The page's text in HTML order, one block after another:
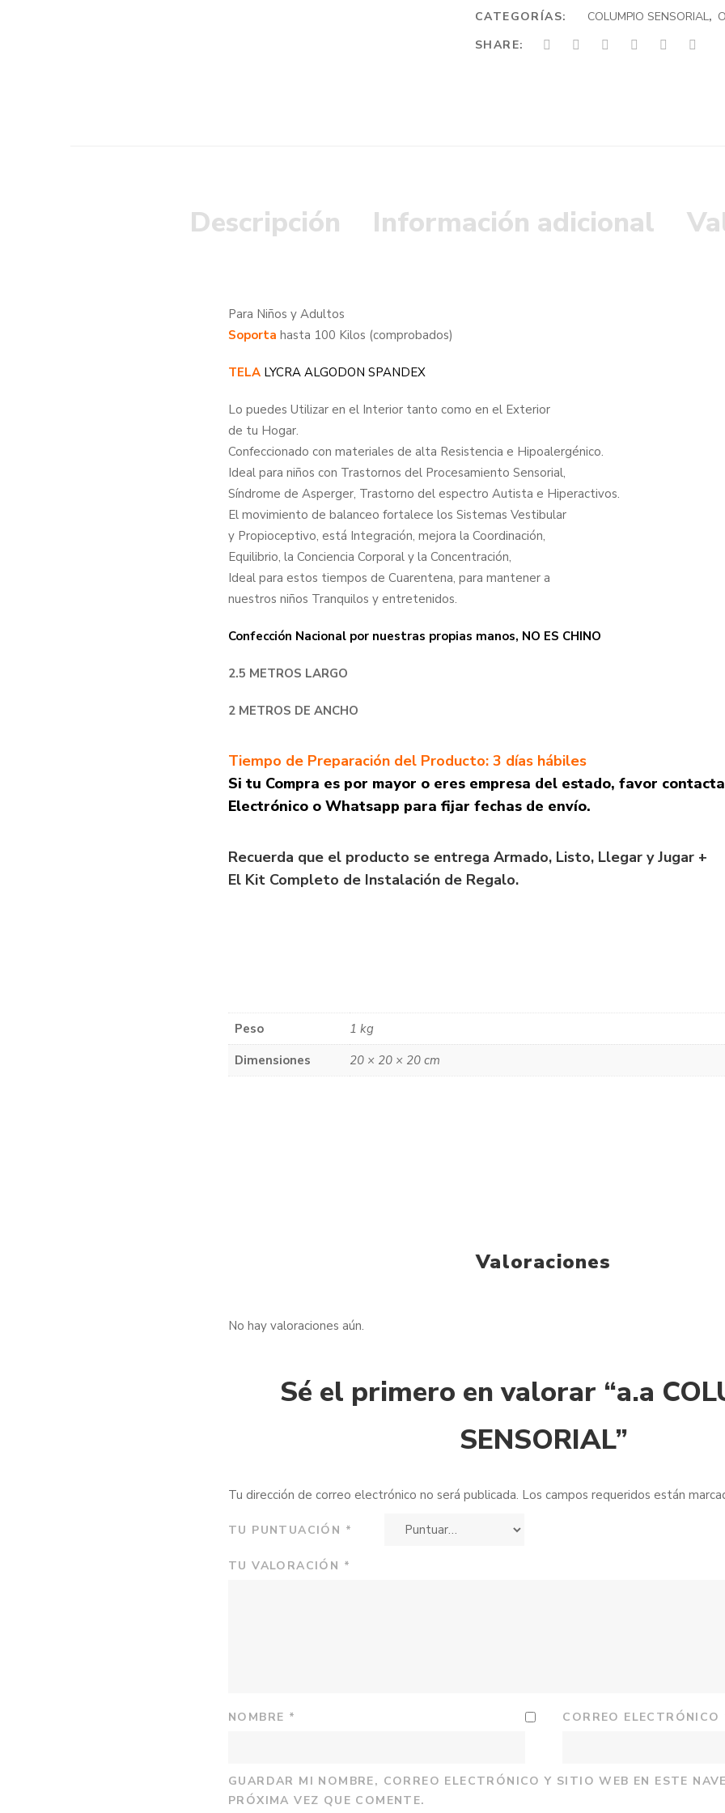
CATEGORÍAS: COLUMPIO SENSORIAL,
SHARE:
Descripción Información adicional
Para Niños y Adultos
Soporta hasta 100 Kilos (comprobados)
TELA LYCRA ALGODON SPANDEX
Lo puedes Utilizar en el Interior tanto como en el Exterior
de tu Hogar.
Confeccionado con materiales de alta Resistencia e Hipoalergénico.
Ideal para niños con Trastornos del Procesamiento Sensorial,
Síndrome de Asperger, Trastorno del espectro Autista e Hiperactivos.
El movimiento de balanceo fortalece los Sistemas Vestibular
y Propioceptivo, está Integración, mejora la Coordinación,
Equilibrio, la Conciencia Corporal y la Concentración,
Ideal para estos tiempos de Cuarentena, para mantener a
nuestros niños Tranquilos y entretenidos.
Confección Nacional por nuestras propias manos, NO ES CHINO
2.5 METROS LARGO
2 METROS DE ANCHO
Tiempo de Preparación del Producto: 3 días hábiles
Si tu Compra es por mayor o eres empresa del estado, favor
Electrónico o Whatsapp para fijar fechas de envío.
Recuerda que el producto se entrega Armado, Listo, Llegar y Jugar +
El Kit Completo de Instalación de Regalo.
Peso
1 kg
Dimensiones
20 × 20 × 20 cm
Valoraciones
No hay valoraciones aún.
Sé el primero en valorar “a.a
SENSORIAL”
Tu dirección de correo electrónico no será publicada. Los campos requeridos están
TU PUNTUACIÓN *
TU VALORACIÓN *
NOMBRE * CORREO ELECTRÓNICO
GUARDAR MI NOMBRE, CORREO ELECTRÓNICO Y SITIO WEB EN ESTE
PRÓXIMA VEZ QUE COMENTE.